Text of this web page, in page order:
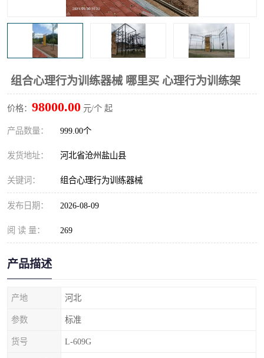
组合心理行为训练器械 哪里买 心理行为训练架
价格： 98000.00 元/个 起
产品数量： 999.00个
发货地址： 河北省沧州盐山县
关键词： 组合心理行为训练器械
发布日期： 2026-08-09
阅 读 量： 269
产品描述
产地 河北
参数 标准
货号 L-609G